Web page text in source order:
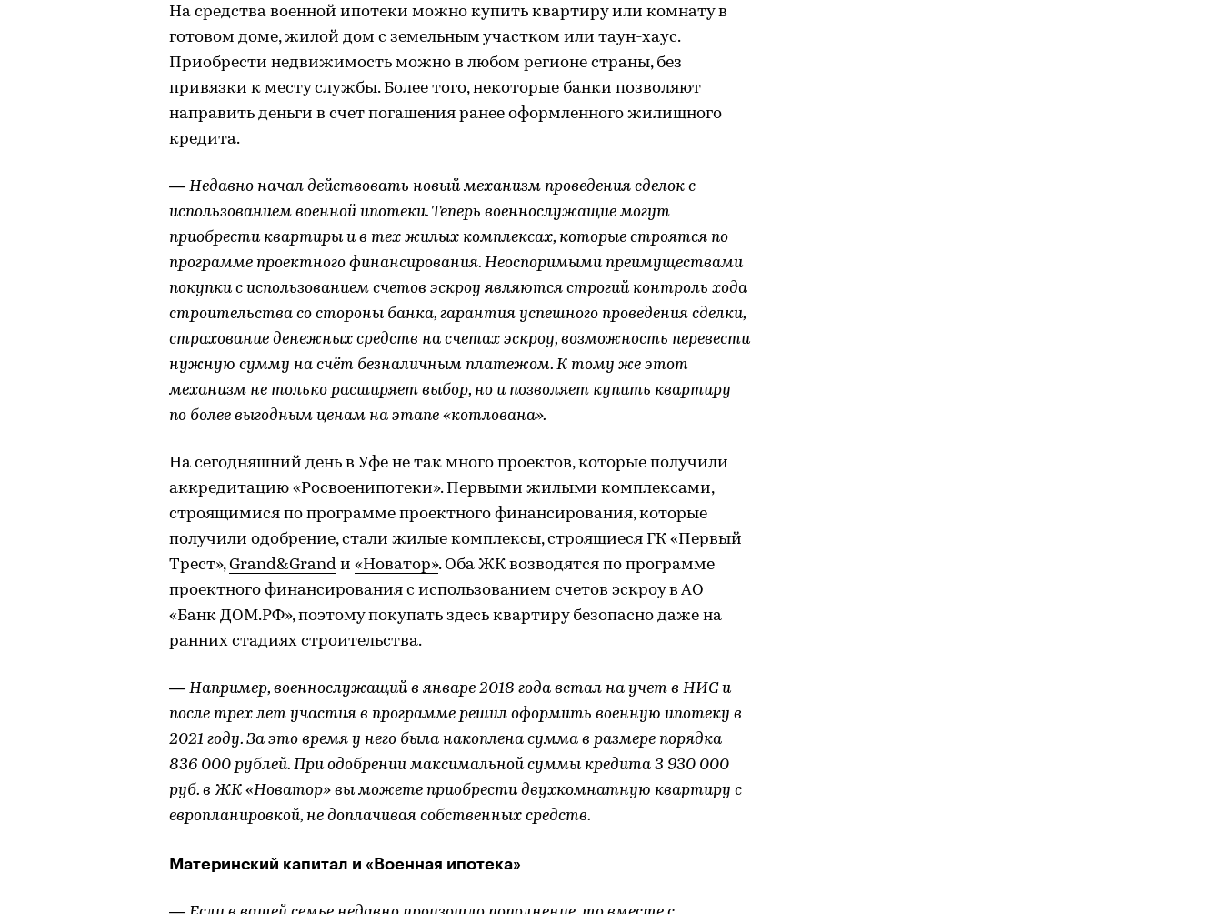
На средства военной ипотеки можно купить квартиру или комнату в
готовом доме, жилой дом с земельным участком или таун-хаус.
Приобрести недвижимость можно в любом регионе страны, без
привязки к месту службы. Более того, некоторые банки позволяют
направить деньги в счет погашения ранее оформленного жилищного
кредита.
— Недавно начал действовать новый механизм проведения сделок с
использованием военной ипотеки. Теперь военнослужащие могут
приобрести квартиры и в тех жилых комплексах, которые строятся по
программе проектного финансирования. Неоспоримыми преимуществами
покупки с использованием счетов эскроу являются строгий контроль хода
строительства со стороны банка, гарантия успешного проведения сделки,
страхование денежных средств на счетах эскроу, возможность перевести
нужную сумму на счёт безналичным платежом. К тому же этот
механизм не только расширяет выбор, но и позволяет купить квартиру
по более выгодным ценам на этапе «котлована».
На сегодняшний день в Уфе не так много проектов, которые получили
аккредитацию «Росвоенипотеки». Первыми жилыми комплексами,
строящимися по программе проектного финансирования, которые
получили одобрение, стали жилые комплексы, строящиеся ГК «Первый
Трест», Grand&Grand и «Новатор». Оба ЖК возводятся по программе
проектного финансирования с использованием счетов эскроу в АО
«Банк ДОМ.РФ», поэтому покупать здесь квартиру безопасно даже на
ранних стадиях строительства.
— Например, военнослужащий в январе 2018 года встал на учет в НИС и
после трех лет участия в программе решил оформить военную ипотеку в
2021 году. За это время у него была накоплена сумма в размере порядка
836 000 рублей. При одобрении максимальной суммы кредита 3 930 000
руб. в ЖК «Новатор» вы можете приобрести двухкомнатную квартиру с
европланировкой, не доплачивая собственных средств.
Материнский капитал и «Военная ипотека»